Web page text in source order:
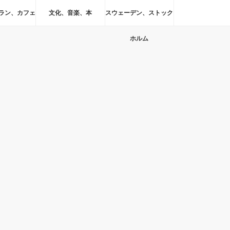
ン、カフェ 文化、音楽、本 スウェーデン、ストック
ホルム